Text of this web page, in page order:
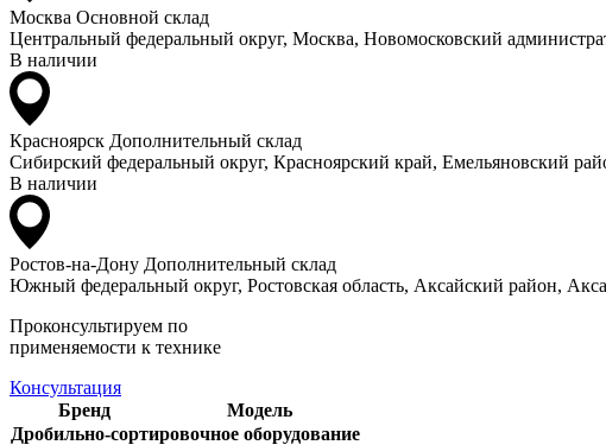
Москва Основной склад
Центральный федеральный округ, Москва, Новомосковский
В наличии
Красноярск Дополнительный склад
Сибирский федеральный округ, Красноярский край, Емельяновский
В наличии
Ростов-на-Дону Дополнительный склад
Южный федеральный округ, Ростовская область, Аксайский район,
Проконсультируем по
применяемости к технике
Консультация
Бренд
Модель
Дробильно-сортировочное оборудование